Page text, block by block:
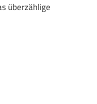
überzählige